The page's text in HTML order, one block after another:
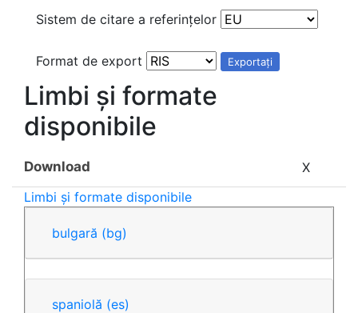
Sistem de citare a referințelor
Format de export Exportați
Limbi și formate
disponibile
Download
X
Limbi și formate disponibile
bulgară (bg)
spaniolă (es)